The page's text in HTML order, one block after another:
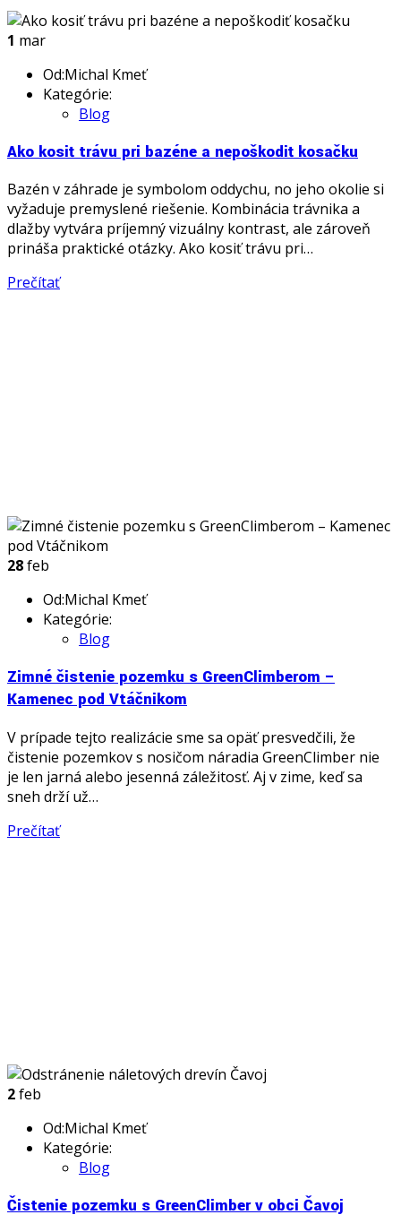
1 mar
Od:Michal Kmeť
Kategórie:
Blog
Ako kosiť trávu pri bazéne a nepoškodiť kosačku
Bazén v záhrade je symbolom oddychu, no jeho okolie si
vyžaduje premyslené riešenie. Kombinácia trávnika a
dlažby vytvára príjemný vizuálny kontrast, ale zároveň
prináša praktické otázky. Ako kosiť trávu pri…
Prečítať
28feb
Od:Michal Kmeť
Kategórie:
Blog
Zimné čistenie pozemku s GreenClimberom –
Kamenec pod Vtáčnikom
V prípade tejto realizácie sme sa opäť presvedčili, že
čistenie pozemkov s nosičom náradia GreenClimber nie
je len jarná alebo jesenná záležitosť. Aj v zime, keď sa
sneh drží už…
Prečítať
2feb
Od:Michal Kmeť
Kategórie:
Blog
Čistenie pozemku s GreenClimber v obci Čavoj